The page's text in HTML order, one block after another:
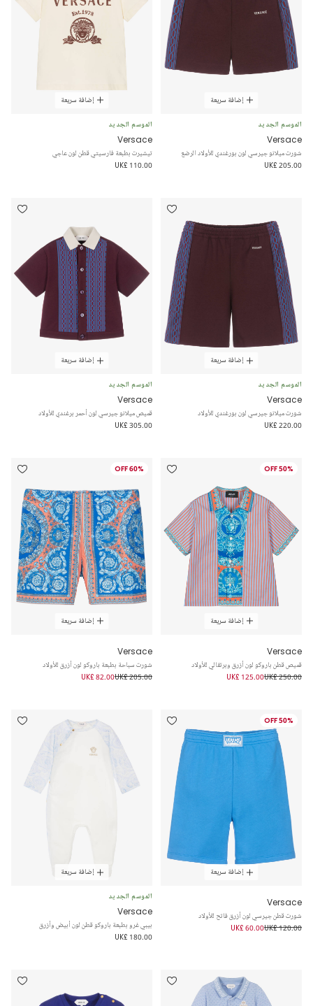
إضافة سريعة
الموسم الجديد
Versace
شورت ميلانو جيرسي لون بورغندي للأولاد الرضع
UK£ 205.00
إضافة سريعة
الموسم الجديد
Versace
تيشيرت بطبعة فارسيتي قطن لون عاجي
UK£ 110.00
إضافة سريعة
الموسم الجديد
Versace
شورت ميلانو جيرسي لون بورغندي للأولاد
UK£ 220.00
إضافة سريعة
الموسم الجديد
Versace
قميص ميلانو جيرسي لون أحمر برغندي للأولاد
UK£ 305.00
50% OFF
إضافة سريعة
Versace
قميص قطن باروكو لون أزرق وبرتقالي للأولاد
UK£ 250.00
UK£ 125.00
60% OFF
إضافة سريعة
Versace
شورت سباحة بطبعة باروكو لون أزرق للأولاد
UK£ 205.00
UK£ 82.00
50% OFF
إضافة سريعة
Versace
شورت قطن جيرسي لون أزرق فاتح للأولاد
UK£ 120.00
UK£ 60.00
إضافة سريعة
الموسم الجديد
Versace
بيبي غرو بطبعة باروكو قطن لون أبيض وأزرق
UK£ 180.00